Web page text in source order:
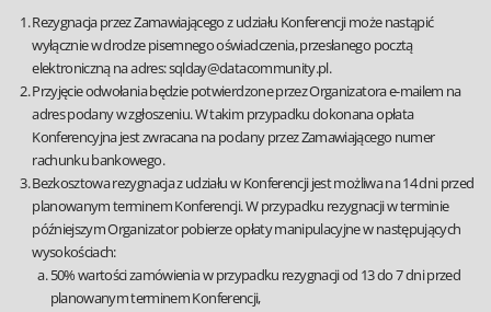
Rezygnacja przez Zamawiającego z udziału Konferencji może nastąpić
wyłącznie w drodze pisemnego oświadczenia, przesłanego pocztą
elektroniczną na adres: sqlday@datacommunity.pl.
Przyjęcie odwołania będzie potwierdzone przez Organizatora e-mailem na
adres podany w zgłoszeniu. W takim przypadku dokonana opłata
Konferencyjna jest zwracana na podany przez Zamawiającego numer
rachunku bankowego.
Bezkosztowa rezygnacja z udziału w Konferencji jest możliwa na 14 dni przed
planowanym terminem Konferencji. W przypadku rezygnacji w terminie
późniejszym Organizator pobierze opłaty manipulacyjne w następujących
wysokościach:
50% wartości zamówienia w przypadku rezygnacji od 13 do 7 dni przed
planowanym terminem Konferencji,